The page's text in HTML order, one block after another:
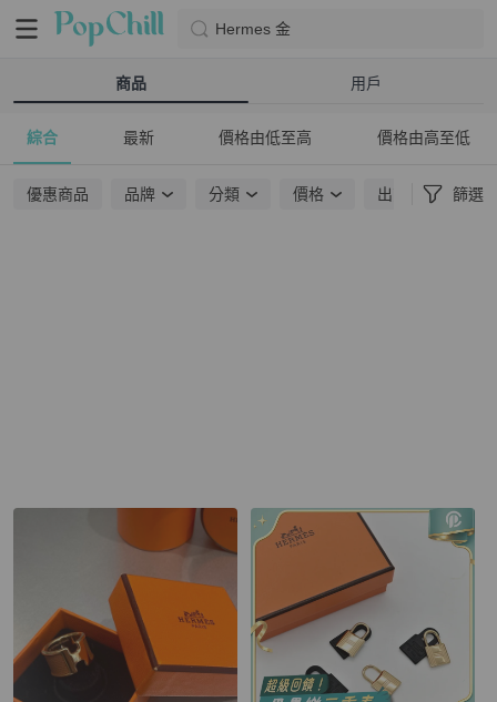
Hermes 金
商品 用戶
綜合 最新 價格由低至高 價格由高至低
優惠商品 品牌 分類 價格 出貨地點 篩選